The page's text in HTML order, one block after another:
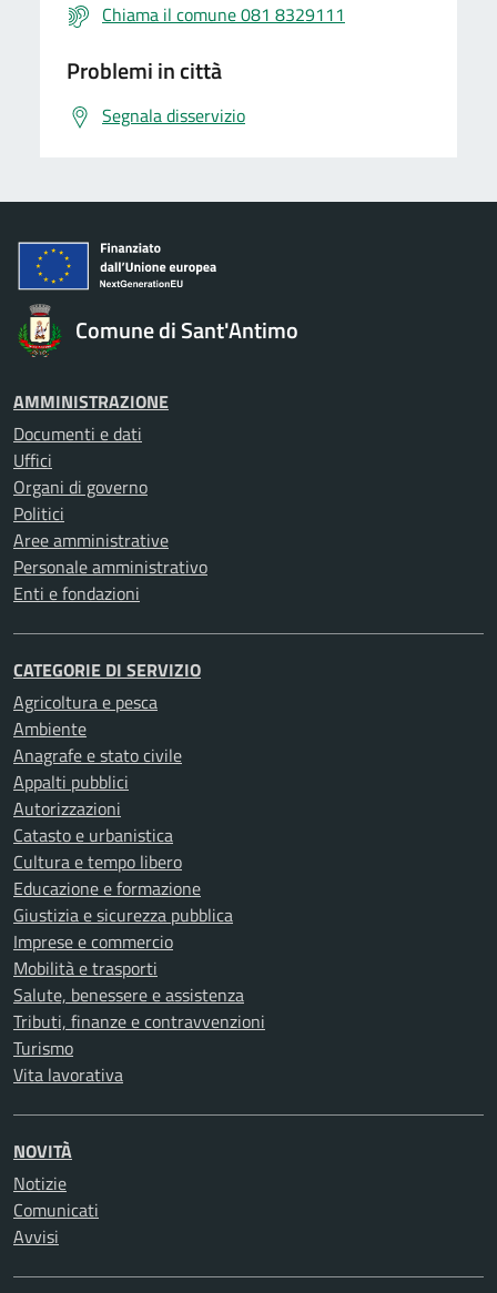
Chiama il comune 081 8329111
Problemi in città
Segnala disservizio
Comune di Sant'Antimo
AMMINISTRAZIONE
Documenti e dati
Uffici
Organi di governo
Politici
Aree amministrative
Personale amministrativo
Enti e fondazioni
CATEGORIE DI SERVIZIO
Agricoltura e pesca
Ambiente
Anagrafe e stato civile
Appalti pubblici
Autorizzazioni
Catasto e urbanistica
Cultura e tempo libero
Educazione e formazione
Giustizia e sicurezza pubblica
Imprese e commercio
Mobilità e trasporti
Salute, benessere e assistenza
Tributi, finanze e contravvenzioni
Turismo
Vita lavorativa
NOVITÀ
Notizie
Comunicati
Avvisi